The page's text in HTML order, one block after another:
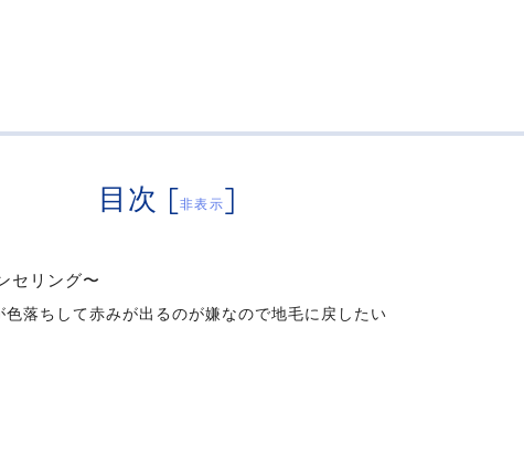
目次 [非表示]
セリング〜
色落ちして赤みが出るのが嫌なので地毛に戻したい